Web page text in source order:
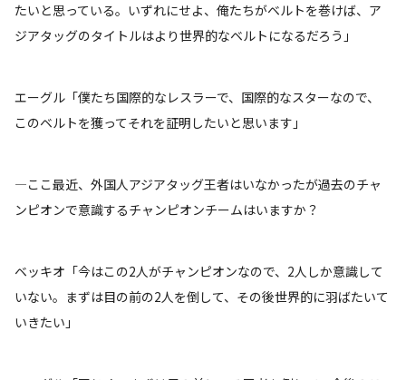
たいと思っている。いずれにせよ、俺たちがベルトを巻けば、ア
ジアタッグのタイトルはより世界的なベルトになるだろう」
エーグル「僕たち国際的なレスラーで、国際的なスターなので、
このベルトを獲ってそれを証明したいと思います」
―ここ最近、外国人アジアタッグ王者はいなかったが過去のチャ
ンピオンで意識するチャンピオンチームはいますか？
ベッキオ「今はこの2人がチャンピオンなので、2人しか意識して
いない。まずは目の前の2人を倒して、その後世界的に羽ばたいて
いきたい」